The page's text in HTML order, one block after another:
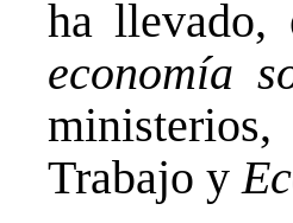
ha llevado,
economía
Trabajo y